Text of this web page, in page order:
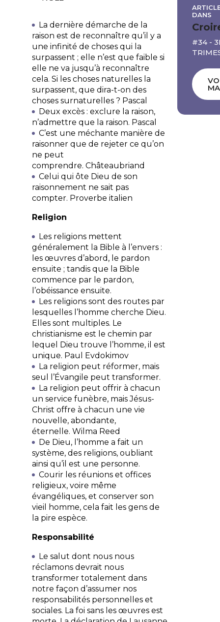
La dernière démarche de la
raison est de reconnaître qu’il y a
une infinité de choses qui la
surpassent ; elle n’est que faible si
elle ne va jusqu’à reconnaître
cela. Si les choses naturelles la
surpassent, que dira-t-on des
choses surnaturelles ? Pascal
Deux excès : exclure la raison,
n’admettre que la raison. Pascal
C’est une méchante manière de
raisonner que de rejeter ce qu’on
ne peut
comprendre. Châteaubriand
Celui qui ôte Dieu de son
raisonnement ne sait pas
compter. Proverbe italien
Religion
Les religions mettent
généralement la Bible à l’envers :
les œuvres d’abord, le pardon
ensuite ; tandis que la Bible
commence par le pardon,
l’obéissance ensuite.
Les religions sont des routes par
lesquelles l’homme cherche Dieu.
Elles sont multiples. Le
christianisme est le chemin par
lequel Dieu trouve l’homme, il est
unique. Paul Evdokimov
La religion peut réformer, mais
seul l’Évangile peut transformer.
La religion peut offrir à chacun
un service funèbre, mais Jésus-
Christ offre à chacun une vie
nouvelle, abondante,
éternelle. Wilma Reed
De Dieu, l’homme a fait un
système, des religions, oubliant
ainsi qu’il est une personne.
Courir les réunions et offices
religieux, voire même
évangéliques, et conserver son
vieil homme, cela fait les gens de
la pire espèce.
Responsabilité
Le salut dont nous nous
réclamons devrait nous
transformer totalement dans
notre façon d’assumer nos
responsabilités personnelles et
sociales. La foi sans les œuvres est
DANS
#34 -